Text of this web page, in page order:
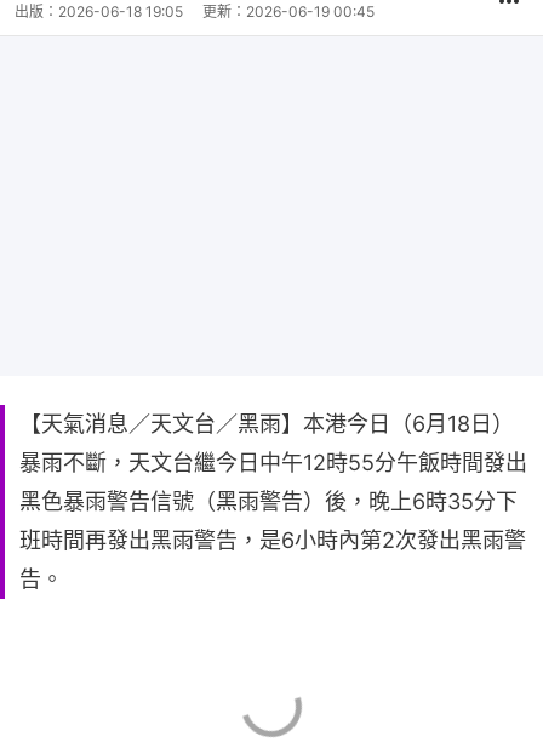
出版： 2026-06-18 19:05 更新： 2026-06-19 00:45
【天氣消息／天文台／黑雨】本港今日（6月18日）
暴雨不斷，天文台繼今日中午12時55分午飯時間發出
黑色暴雨警告信號（黑雨警告）後，晚上6時35分下
班時間再發出黑雨警告，是6小時內第2次發出黑雨警
告。